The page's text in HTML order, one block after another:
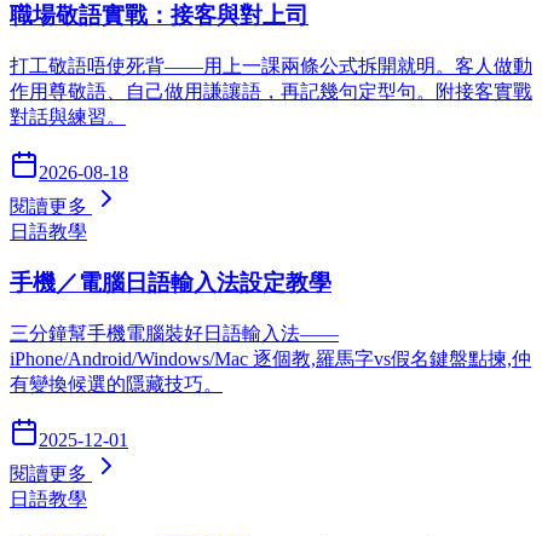
職場敬語實戰：接客與對上司
打工敬語唔使死背——用上一課兩條公式拆開就明。客人做動
作用尊敬語、自己做用謙讓語，再記幾句定型句。附接客實戰
對話與練習。
2026-08-18
閱讀更多
日語教學
手機／電腦日語輸入法設定教學
三分鐘幫手機電腦裝好日語輸入法——
iPhone/Android/Windows/Mac 逐個教,羅馬字vs假名鍵盤點揀,仲
有變換候選的隱藏技巧。
2025-12-01
閱讀更多
日語教學